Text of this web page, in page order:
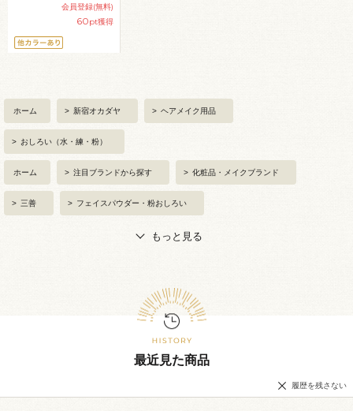
会員登録(無料)
60pt獲得
ホーム > 新宿オカダヤ > ヘアメイク用品
> おしろい（水・練・粉）
ホーム > 注目ブランドから探す > 化粧品・メイクブランド
> 三善 > フェイスパウダー・粉おしろい
もっと見る
最近見た商品
履歴を残さない